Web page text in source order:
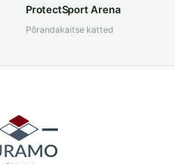
ProtectSport Arena
Põrandakaitse katted